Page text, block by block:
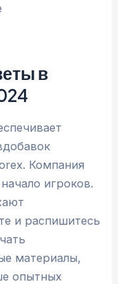
в
Компания
игроков.
и распишитесь
материалы,
опытных